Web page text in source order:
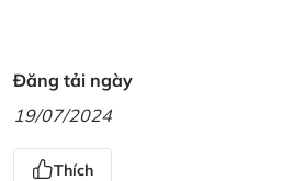
Đăng tải ngày
19/07/2024
Thích